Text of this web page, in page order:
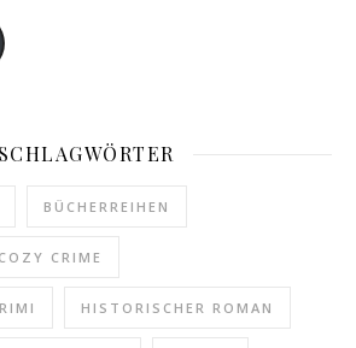
SCHLAGWÖRTER
BÜCHERREIHEN
COZY CRIME
HISTORISCHER ROMAN